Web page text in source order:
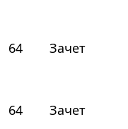
64 Зачет
64 Зачет